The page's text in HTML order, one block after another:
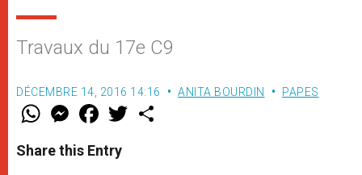
Travaux du 17e C9
DÉCEMBRE 14, 2016 14:16 ANITA BOURDIN PAPES
W
t
s
M
e
s
e
F
a
e
b
w
Share this Entry